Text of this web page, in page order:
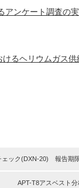
アンケート調査の
けるヘリウムガス
ェック(DXN-20) 報告期
APT-T8アスベスト